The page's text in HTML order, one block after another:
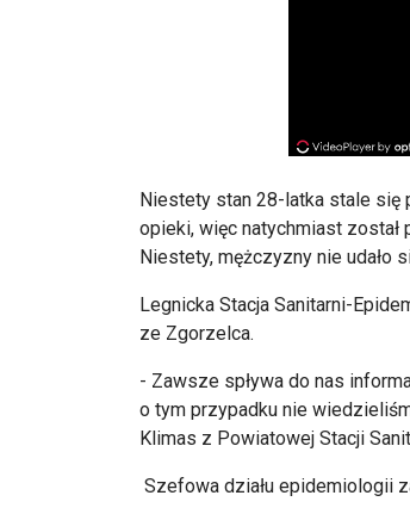
Niestety stan 28-latka stale się
opieki, więc natychmiast
Niestety, mężczyzny nie udało
Legnicka Stacja Sanitarni-
ze Zgorzelca.
- Zawsze spływa do nas
o tym przypadku nie
Klimas z Powiatowej Stacji
Szefowa działu epidemiologii